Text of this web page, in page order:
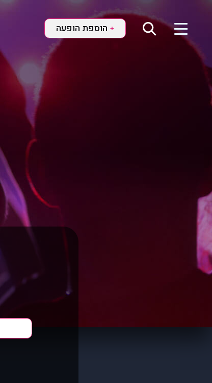
+ הוספת הופעה